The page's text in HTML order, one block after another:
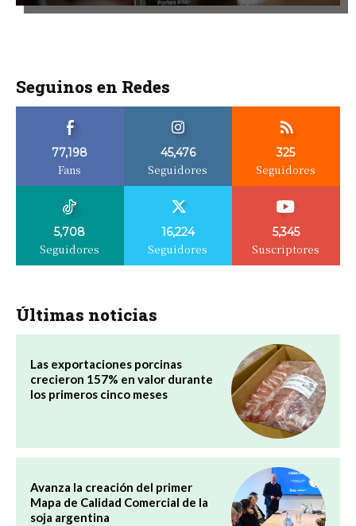
Seguinos en Redes
77,198
Fans
45,476
Seguidores
325
Seguidores
5,708
Seguidores
16,224
Seguidores
5,345
Suscriptores
Últimas noticias
Las exportaciones porcinas
crecieron 157% en valor durante
los primeros cinco meses
Avanza la creación del primer
Mapa de Calidad Comercial de la
soja argentina